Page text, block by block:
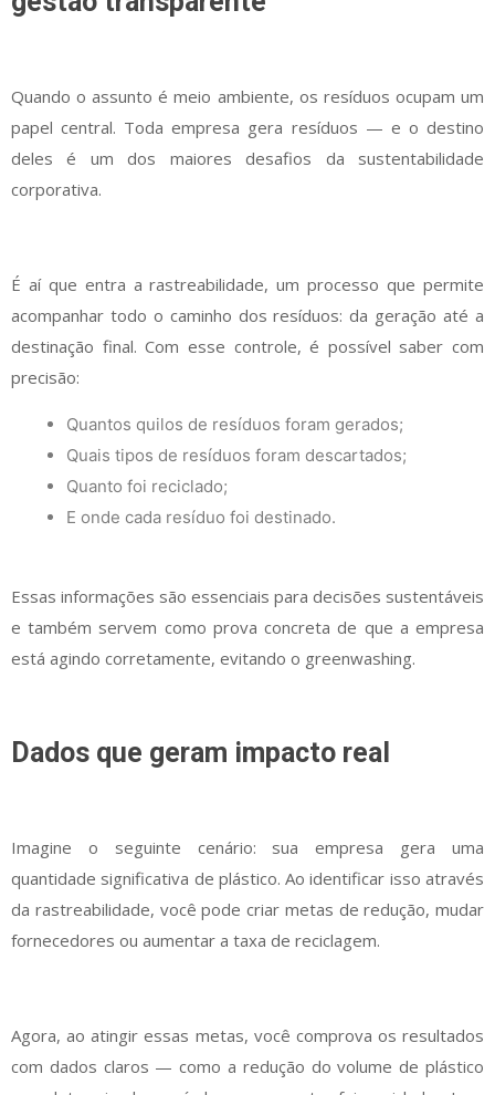
Quando o assunto é meio ambiente, os resíduos ocupam um
papel central. Toda empresa gera resíduos — e o destino
deles é um dos maiores desafios da sustentabilidade
corporativa.
É aí que entra a rastreabilidade, um processo que permite
acompanhar todo o caminho dos resíduos: da geração até a
destinação final. Com esse controle, é possível saber com
precisão:
Quantos quilos de resíduos foram gerados;
Quais tipos de resíduos foram descartados;
Quanto foi reciclado;
E onde cada resíduo foi destinado.
Essas informações são essenciais para decisões sustentáveis
e também servem como prova concreta de que a empresa
está agindo corretamente, evitando o greenwashing.
Dados que geram impacto real
Imagine o seguinte cenário: sua empresa gera uma
quantidade significativa de plástico. Ao identificar isso através
da rastreabilidade, você pode criar metas de redução, mudar
fornecedores ou aumentar a taxa de reciclagem.
Agora, ao atingir essas metas, você comprova os resultados
com dados claros — como a redução do volume de plástico